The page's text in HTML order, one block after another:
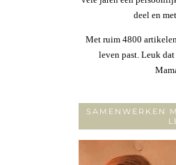
deel en
Met ruim 4800
leven past. Leuk
SAMENWERKEN